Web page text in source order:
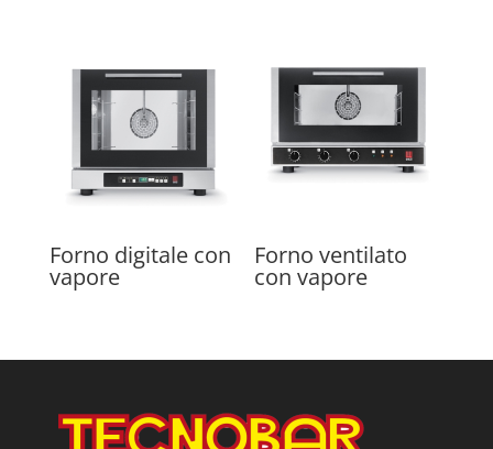
Forno digitale con
vapore
Forno ventilato
con vapore